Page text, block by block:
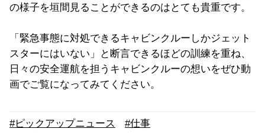
の様子を垣間見ることができるのはとても貴重です。
「緊急事態に対処できるキャビンクルーしかジェット
スターにはいない」と断言できるほどの訓練を重ね、
日々の安全運航を担うキャビンクルーの想いをぜひ動
画でご覧になってみてください。
#ピックアップニュース #仕事